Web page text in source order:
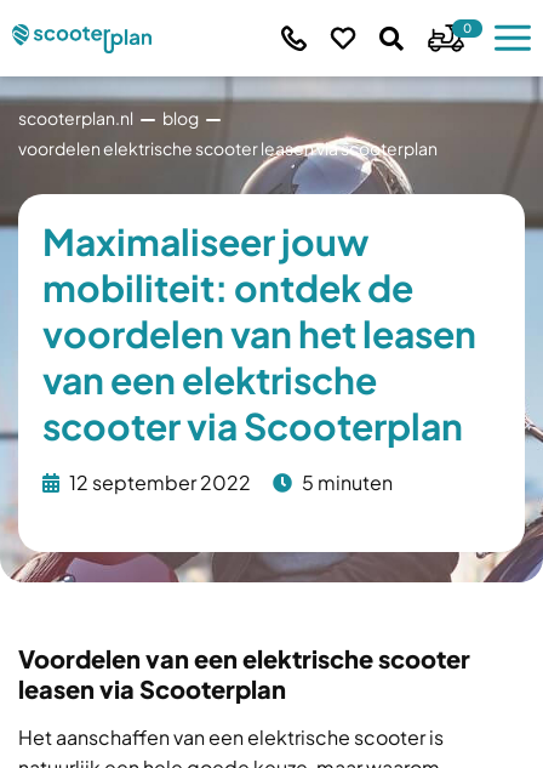
0
scooterplan.nl
blog
voordelen elektrische scooter leasen via scooterplan
Maximaliseer jouw
mobiliteit: ontdek de
voordelen van het leasen
van een elektrische
scooter via Scooterplan
12 september 2022 5 minuten
Voordelen van een elektrische scooter
leasen via Scooterplan
Het aanschaffen van een elektrische scooter is